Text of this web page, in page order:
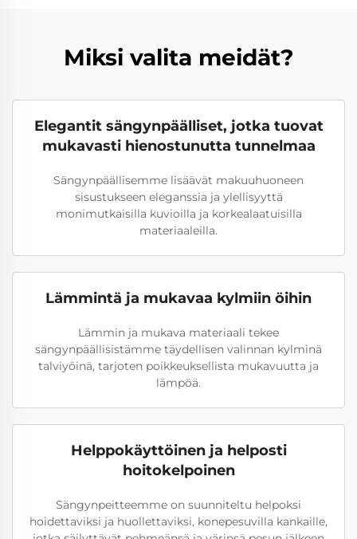
Miksi valita meidät?
Elegantit sängynpäälliset, jotka tuovat
mukavasti hienostunutta tunnelmaa
Sängynpäällisemme lisäävät makuuhuoneen
sisustukseen eleganssia ja ylellisyyttä
monimutkaisilla kuvioilla ja korkealaatuisilla
materiaaleilla.
Lämmintä ja mukavaa kylmiin öihin
Lämmin ja mukava materiaali tekee
sängynpäällisistämme täydellisen valinnan kylminä
talviyöinä, tarjoten poikkeuksellista mukavuutta ja
lämpöä.
Helppokäyttöinen ja helposti
hoitokelpoinen
Sängynpeitteemme on suunniteltu helpoksi
hoidettaviksi ja huollettaviksi, konepesuvilla kankaille,